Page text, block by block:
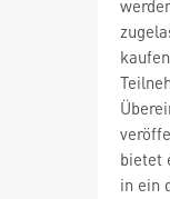
bietet
in ein